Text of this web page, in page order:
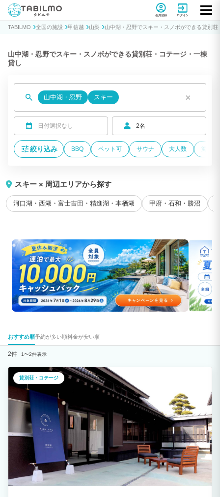
貸別荘コテージ・一棟貸し宿泊予約サイトTABILMO(タビルモ)
会員登録 ログイン
TABILMO 全国の施設 甲信越 山梨 山中湖・忍野でスキー・スノボができる貸別
山中湖・忍野でスキー・スノボができる貸別荘・コテージ・一棟
貸し
山中湖・忍野 スキー ×
日付選択なし 2名
絞り込み BBQ ペット可 サウナ 大人数 海が
スキー × 周辺エリアから探す
河口湖・西湖・富士吉田・精進湖・本栖湖 甲府・石和・勝沼
おすすめ順予約が多い順料金が安い順
2件 1〜2件表示
貸別荘・コテージ